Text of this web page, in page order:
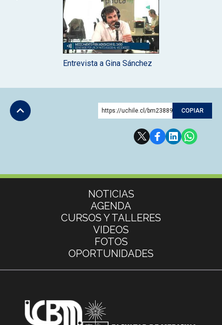
Entrevista a Gina Sánchez
https://uchile.cl/bm238892 COPIAR
NOTICIAS
AGENDA
CURSOS Y TALLERES
VIDEOS
FOTOS
OPORTUNIDADES